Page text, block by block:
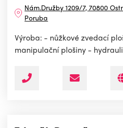
Nám.Družby 1209/7, 70800
Poruba
Výroba: - nůžkové zvedací
manipulační plošiny -